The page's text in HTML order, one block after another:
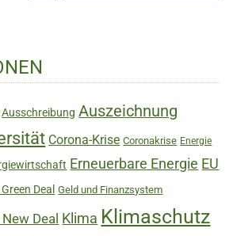
Ausschreibung Auszeichnung
Corona-Krise Coronakrise Energie
Erneuerbare Energie EU
Deal Geld und Finanzsystem
Deal Klima Klimaschutz